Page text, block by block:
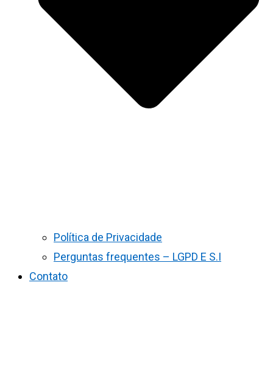
Política de Privacidade
Perguntas frequentes – LGPD E S.I
Contato